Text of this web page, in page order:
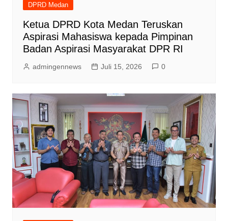
DPRD Medan
Ketua DPRD Kota Medan Teruskan
Aspirasi Mahasiswa kepada Pimpinan
Badan Aspirasi Masyarakat DPR RI
admingennews Juli 15, 2026 0